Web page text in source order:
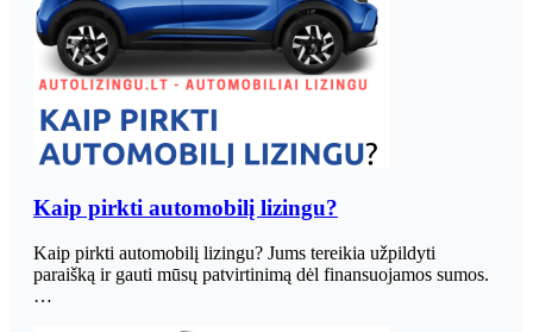
Kaip pirkti automobilį lizingu?
Kaip pirkti automobilį lizingu? Jums tereikia užpildyti
paraišką ir gauti mūsų patvirtinimą dėl finansuojamos sumos.
…